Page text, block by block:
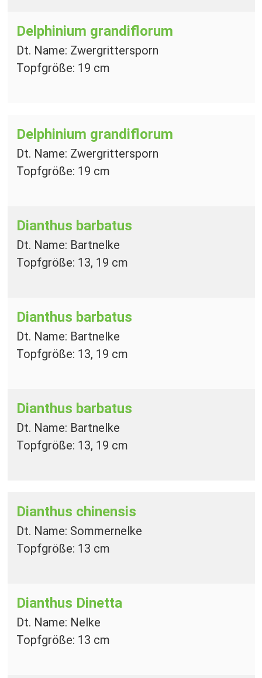
Delphinium grandiflorum
Dt. Name: Zwergrittersporn
Topfgröße: 19 cm
Delphinium grandiflorum
Dt. Name: Zwergrittersporn
Topfgröße: 19 cm
Dianthus barbatus
Dt. Name: Bartnelke
Topfgröße: 13, 19 cm
Dianthus barbatus
Dt. Name: Bartnelke
Topfgröße: 13, 19 cm
Dianthus barbatus
Dt. Name: Bartnelke
Topfgröße: 13, 19 cm
Dianthus chinensis
Dt. Name: Sommernelke
Topfgröße: 13 cm
Dianthus Dinetta
Dt. Name: Nelke
Topfgröße: 13 cm